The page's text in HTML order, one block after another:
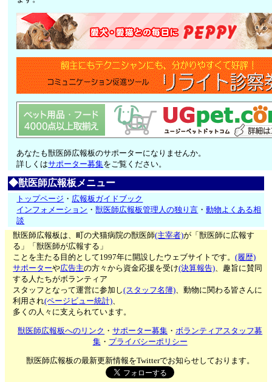
あなたも獣医師広報板のサポーターになりませんか。
詳しくはサポーター募集をご覧ください。
◆獣医師広報板メニュー
トップページ ・ 広報板ガイドブック
インフォメーション ・獣医師広報板管理人の独り言 ・動物よくある相
談
獣医師広報板は、町の犬猫病院の獣医師(主宰者)が「獣医師に広報す
る」「獣医師が広報する」
ことを主たる目的として1997年に開設したウェブサイトです。(履歴)
サポーターや広告主の方々から資金応援を受け(決算報告)、趣旨に賛同
する人たちがボランティア
スタッフとなって運営に参加し(スタッフ名簿)、動物に関わる皆さんに
利用され(ページビュー統計)、
多くの人々に支えられています。
獣医師広報板へのリンク ・サポーター募集 ・ボランティアスタッフ募
集・ プライバシーポリシー
獣医師広報板の最新更新情報をTwitterでお知らせしております。